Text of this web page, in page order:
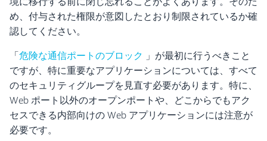
め、付与された権限が意図したとおり制限されているか確
認してください。
「危険な通信ポートのブロック 」が最初に行うべきこと
ですが、特に重要なアプリケーションについては、すべて
のセキュリティグループを見直す必要があります。特に、
Web ポート以外のオープンポートや、どこからでもアク
セスできる内部向けの Web アプリケーションには注意が
必要です。